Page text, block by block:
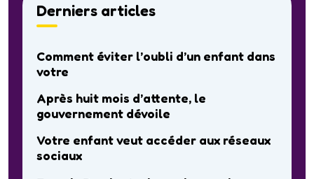
Derniers articles
Comment éviter l’oubli d’un enfant dans
votre
Après huit mois d’attente, le
gouvernement dévoile
Votre enfant veut accéder aux réseaux
sociaux